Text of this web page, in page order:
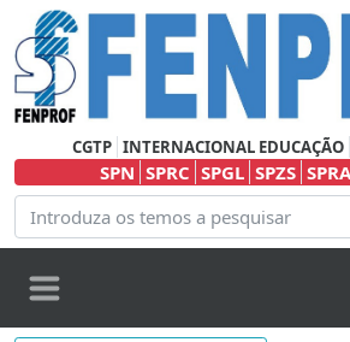
CGTP INTERNACIONAL EDUCAÇÃO
SPN SPRC SPGL SPZS SPRA